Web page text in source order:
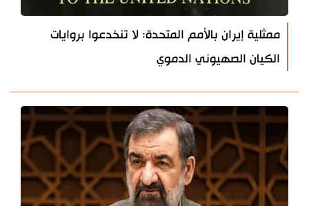
ممثلية إيران بالأمم المتحدة: لا تنخدعوا بروايات
الكيان الصهيوني الدموي